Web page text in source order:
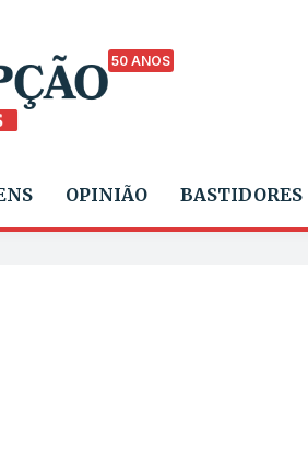
50 ANOS
OPINIÃO BASTIDORES